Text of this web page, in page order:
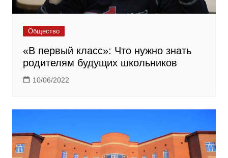
Общество
«В первый класс»: Что нужно знать
родителям будущих школьников
10/06/2022